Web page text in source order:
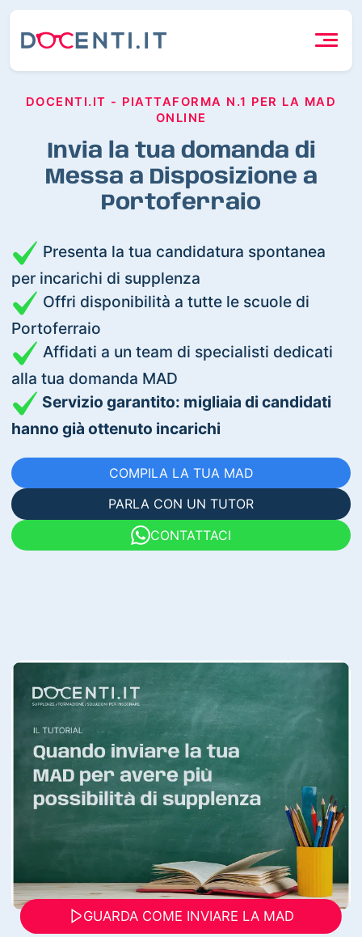
DOCENTI.IT - PIATTAFORMA N.1 PER LA MAD
ONLINE
Invia la tua domanda di
Messa a Disposizione a
Portoferraio
Presenta la tua candidatura spontanea
per incarichi di supplenza
Offri disponibilità a tutte le scuole di
Portoferraio
Affidati a un team di specialisti dedicati
alla tua domanda MAD
Servizio garantito: migliaia di candidati
hanno già ottenuto incarichi
COMPILA LA TUA MAD
PARLA CON UN TUTOR
CONTATTACI
GUARDA COME INVIARE LA MAD